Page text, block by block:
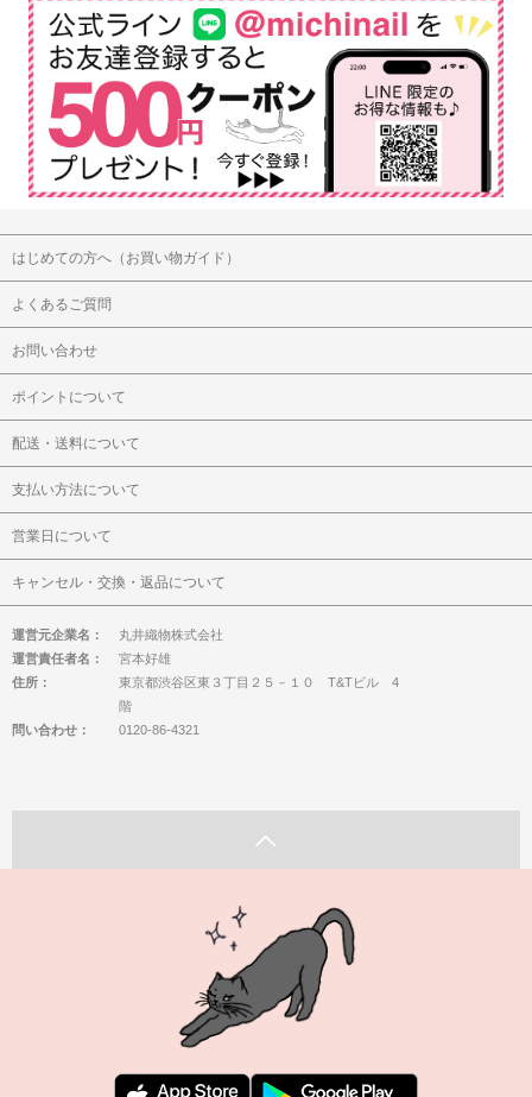
はじめての方へ（お買い物ガイド）
よくあるご質問
お問い合わせ
ポイントについて
配送・送料について
支払い方法について
営業日について
キャンセル・交換・返品について
運営元企業名：
丸井織物株式会社
運営責任者名：
宮本好雄
住所：
東京都渋谷区東３丁目２５－１０ T&Tビル 4
階
問い合わせ：
0120-86-4321